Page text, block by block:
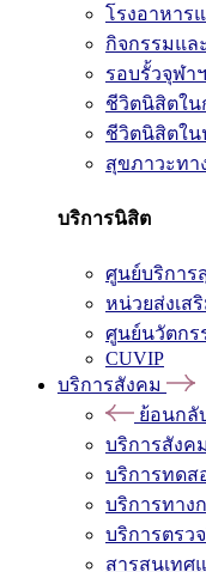
โรงอาหาร
กิจกรรมแล
รอบรั้วจุฬาฯ
ชีวิตนิสิตใน
ชีวิตนิสิตใน
สุขภาวะทา
บริการนิสิต
ศูนย์บริการ
หน่วยส่งเส
ศูนย์นวัตกร
CUVIP
บริการสังคม
ย้อนกลั
บริการสังคม
บริการทดส
บริการทาง
บริการตรว
สารสนเทศ